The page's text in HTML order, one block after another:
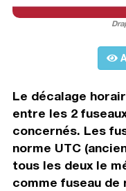
Le décalage
entre les 2
concernés. Les
norme UTC
tous les deux le
comme fuseau